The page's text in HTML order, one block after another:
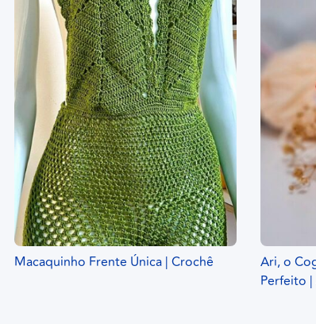
Macaquinho Frente Única | Crochê
Ari, o
Perfeito